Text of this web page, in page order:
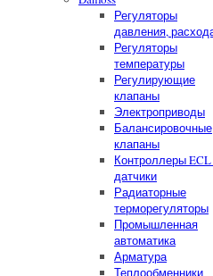
Регуляторы
давления,
Регуляторы
температуры
Регулирующие
клапаны
Электроприводы
Балансировочные
клапаны
Контроллеры
датчики
Радиаторные
терморегуляторы
Промышленная
автоматика
Арматура
Теплообменники